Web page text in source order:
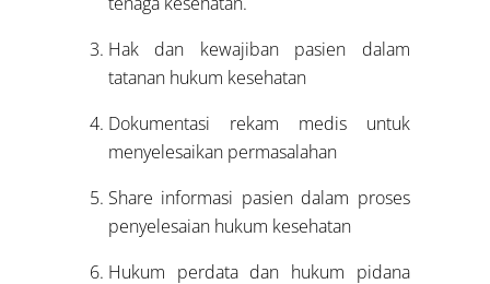
Hak dan kewajiban pasien dalam
tatanan hukum kesehatan
Dokumentasi rekam medis untuk
menyelesaikan permasalahan
Share informasi pasien dalam proses
penyelesaian hukum kesehatan
Hukum perdata dan hukum pidana